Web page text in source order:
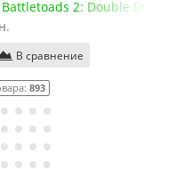
2: Double
В сравнение
893